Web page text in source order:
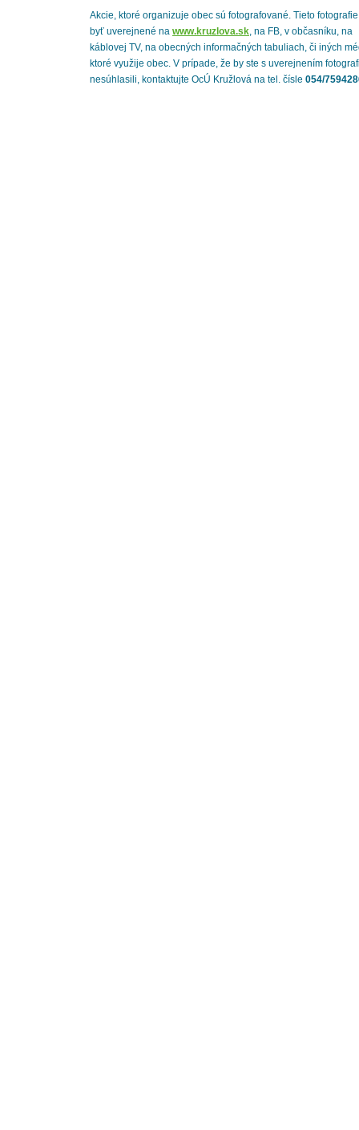
Akcie, ktoré organizuje obec sú fotografované. Tieto
byť uverejnené na www.kruzlova.sk, na FB, v občasníku, na
káblovej TV, na obecných informačných tabuliach, či iných
ktoré využije obec. V prípade, že by ste s uverejnením
nesúhlasili, kontaktujte OcÚ Kružlová na tel. čísle 054/